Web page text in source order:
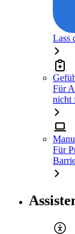
Lass
Für
nicht
Für